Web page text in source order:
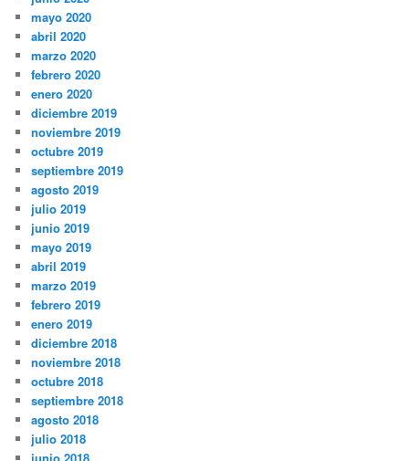
mayo 2020
abril 2020
marzo 2020
febrero 2020
enero 2020
diciembre 2019
noviembre 2019
octubre 2019
septiembre 2019
agosto 2019
julio 2019
junio 2019
mayo 2019
abril 2019
marzo 2019
febrero 2019
enero 2019
diciembre 2018
noviembre 2018
octubre 2018
septiembre 2018
agosto 2018
julio 2018
junio 2018